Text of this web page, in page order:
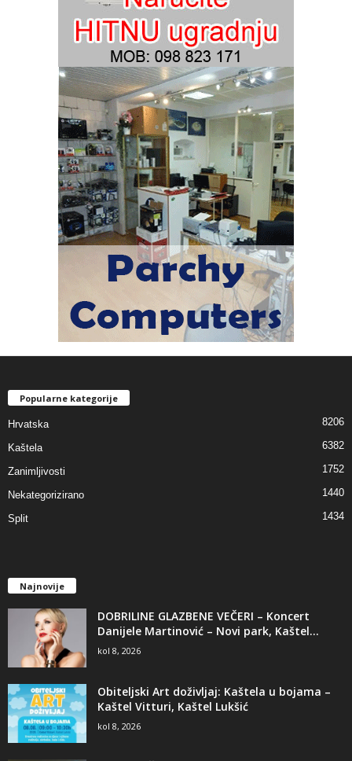
Popularne kategorije
Hrvatska 8206
Kaštela 6382
Zanimljivosti 1752
Nekategorizirano 1440
Split 1434
Najnovije
DOBRILINE GLAZBENE VEČERI – Koncert
Danijele Martinović – Novi park, Kaštel...
kol 8, 2026
Obiteljski Art doživljaj: Kaštela u bojama –
Kaštel Vitturi, Kaštel Lukšić
kol 8, 2026